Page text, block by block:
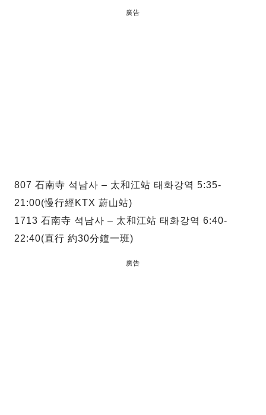
廣告
807 石南寺 석남사 – 太和江站 태화강역 5:35-
21:00(慢行經KTX 蔚山站)
1713 石南寺 석남사 – 太和江站 태화강역 6:40-
22:40(直行 約30分鐘一班)
廣告